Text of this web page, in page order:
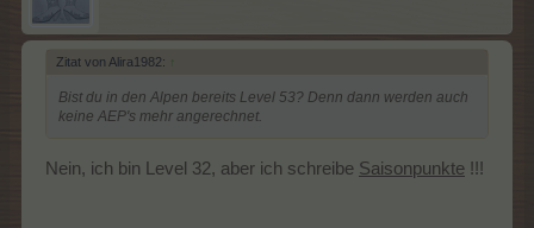
Zitat von Alira1982: ↑
Bist du in den Alpen bereits Level 53? Denn dann werden auch
keine AEP's mehr angerechnet.
Nein, ich bin Level 32, aber ich schreibe Saisonpunkte !!!